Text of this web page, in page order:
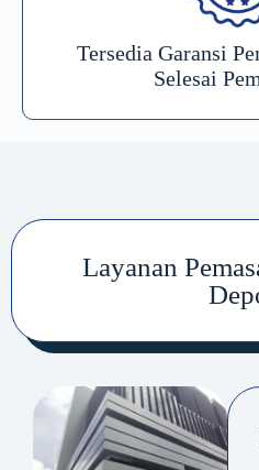
Tersedia Garansi
Selesai
Layanan